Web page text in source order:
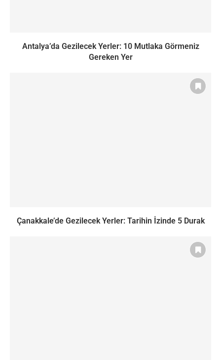
Antalya’da Gezilecek Yerler: 10 Mutlaka Görmeniz
Gereken Yer
Çanakkale’de Gezilecek Yerler: Tarihin İzinde 5 Durak